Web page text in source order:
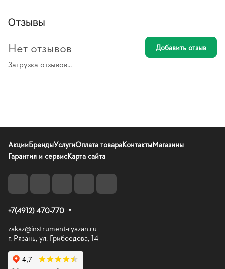
Отзывы
Загрузка отзывов...
Нет отзывов Добавить отзыв
АкцииБрендыУслугиОплата товараКонтактыМагазины
Гарантия и сервисКарта сайта
+7(4912) 470-770
zakaz@instrument-ryazan.ru
г. Рязань, ул. Грибоедова, 14